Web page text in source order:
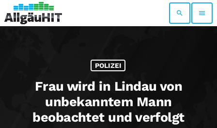
search menu
POLIZEI
Frau wird in Lindau von
unbekanntem Mann
beobachtet und verfolgt